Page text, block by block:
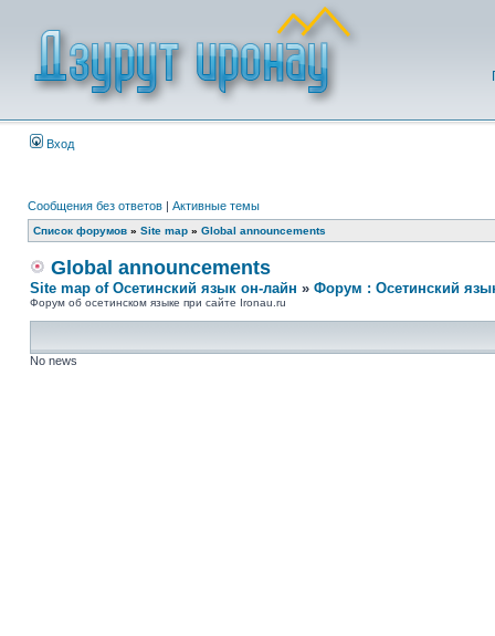
Вход
Сообщения без ответов | Активные темы
Список форумов » Site map » Global announcements
Global announcements
Site map of Осетинский язык он-лайн » Форум : Осетинский
Форум об осетинском языке при сайте Ironau.ru
No news